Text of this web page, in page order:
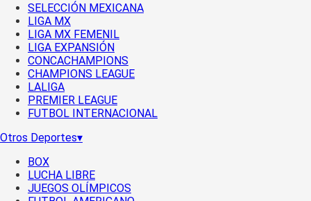
SELECCIÓN MEXICANA
LIGA MX
LIGA MX FEMENIL
LIGA EXPANSIÓN
CONCACHAMPIONS
CHAMPIONS LEAGUE
LALIGA
PREMIER LEAGUE
FUTBOL INTERNACIONAL
Otros Deportes▾
BOX
LUCHA LIBRE
JUEGOS OLÍMPICOS